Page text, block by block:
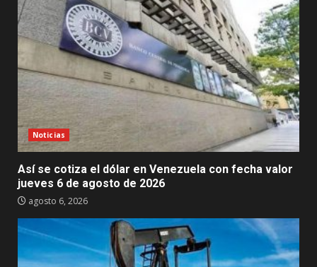
Noticias
Así se cotiza el dólar en Venezuela con fecha valor
jueves 6 de agosto de 2026
agosto 6, 2026